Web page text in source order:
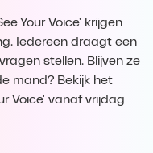
Your Voice' krijgen
Iedereen draagt een
stellen. Blijven ze
mand? Bekijk het
Voice' vanaf vrijdag